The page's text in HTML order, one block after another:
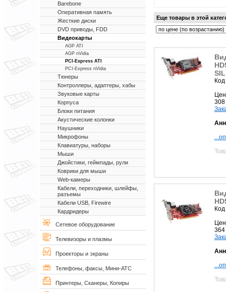
Barebone
Оперативная память
Жесткие диски
DVD приводы, FDD
Видеокарты
AGP ATI
AGP nVidia
PCI-Express ATI
PCI-Express nVidia
Тюнеры
Контроллеры, адаптеры, хабы
Звуковые карты
Корпуса
Блоки питания
Акустические колонки
Наушники
Микрофоны
Клавиатуры, наборы
Мыши
Джойстики, геймпады, рули
Коврики для мыши
Web-камеры
Кабели, переходники, шлейфы,
разъемы
Кабели USB, Firewire
Кардридеры
Сетевое оборудование
Телевизоры и плазмы
Проекторы и экраны
Телефоны, факсы, Мини-АТС
Принтеры, Сканеры, Копиры
Еще товары в этой